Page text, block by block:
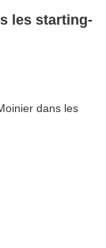
les starting-